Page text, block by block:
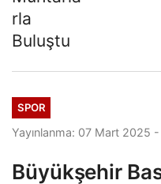
SPOR
Yayınlanma: 07 Mart 2025
Büyükşehir